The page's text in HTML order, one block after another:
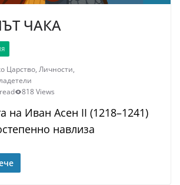
ЧАКА
Царство, Личности,
818 Views
на Иван Асен II (1218–1241)
навлиза